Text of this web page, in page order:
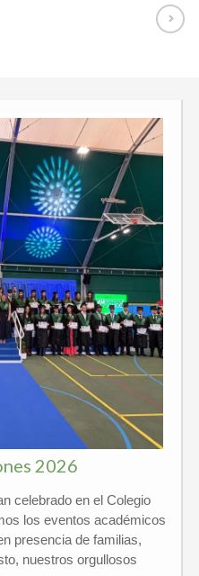
2026
celebrado en el Colegio
los eventos académicos
presencia de familias,
nuestros orgullosos